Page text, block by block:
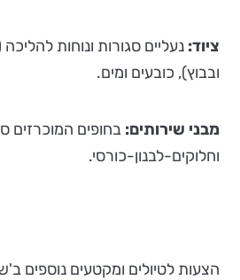
ציוד: נעליים סגורות ונוחות
ובבוץ), כובעים ומים.
מבני שירותים: בחופים המוכרזים
וחלוקים-לבנון-כורסי.
הצעות לטיולים ומקטעים נוספים